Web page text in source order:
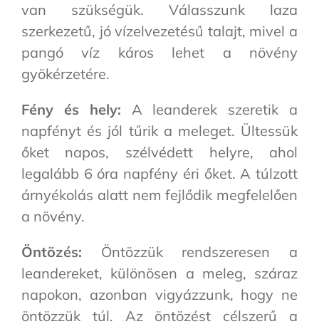
van szükségük. Válasszunk laza
szerkezetű, jó vízelvezetésű talajt, mivel a
pangó víz káros lehet a növény
gyökérzetére.
Fény és hely: A leanderek szeretik a
napfényt és jól tűrik a meleget. Ültessük
őket napos, szélvédett helyre, ahol
legalább 6 óra napfény éri őket. A túlzott
árnyékolás alatt nem fejlődik megfelelően
a növény.
Öntözés: Öntözzük rendszeresen a
leandereket, különösen a meleg, száraz
napokon, azonban vigyázzunk, hogy ne
öntözzük túl. Az öntözést célszerű a